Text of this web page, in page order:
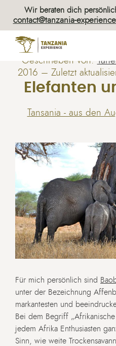
Wir beraten dich
contact@tanzania-
Geschrieben von:
2016 – Zuletzt
Elefanten
Tansania - aus den
Für mich persönlich sind
unter der Bezeichnung
markantesten und
Bei dem Begriff
jedem Afrika Enthusiasten
Sinn, wie weite